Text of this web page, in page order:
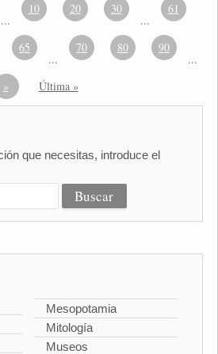
...
10 20 30
...
61
65
...
70 80 90
...
»
Última »
que necesitas, introduce el
Mesopotamia
Mitología
Museos